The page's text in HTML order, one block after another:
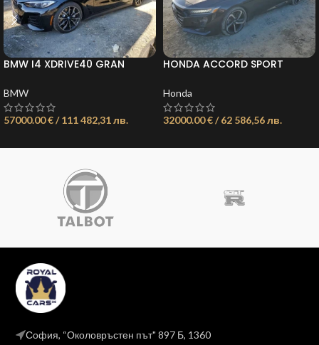
BMW I4 XDRIVE40 GRAN
11735510876321557
BMW
57000.00 € / 111 482,31 лв.
HONDA ACCORD SPORT
Honda
32000.00 € / 62 586,56 лв.
София, “Околовръстен път" 897 Б, 1360